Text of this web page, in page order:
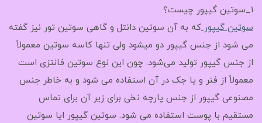
۱_سوتین گیپور چیست؟
سوتین گیپورکه به آن سوتین دانتل و گاهی سوتین تور نیز گفته
می شود از جنس گیپور دو میشود ولی تنها کاسه سوتین معمولاً
از جنس گیپور تولید می‌شود. چون این نوع سوتین فانتزی است
معمولاً از فنر و یا جک در آن استفاده می شود و به خاطر جنس
مصنوعی گیپور از جنس پارچه نخی برای زیر آن برای تماس
مستقیم با پوست استفاده می شود. سوتین گیپور ایا سوتین